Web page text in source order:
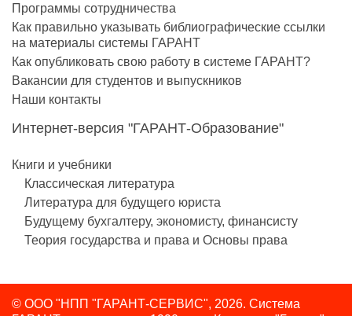
Программы сотрудничества
Как правильно указывать библиографические ссылки
на материалы системы ГАРАНТ
Как опубликовать свою работу в системе ГАРАНТ?
Вакансии для студентов и выпускников
Наши контакты
Интернет-версия "ГАРАНТ-Образование"
Книги и учебники
Классическая литература
Литература для будущего юриста
Будущему бухгалтеру, экономисту, финансисту
Теория государства и права и Основы права
© ООО "НПП "ГАРАНТ-СЕРВИС", 2026. Система